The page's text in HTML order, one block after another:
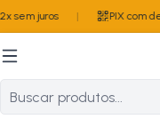
sem juros PIX com